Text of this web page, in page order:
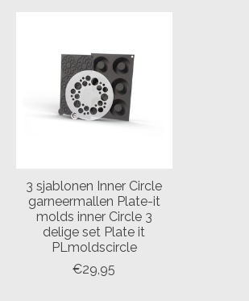
3 sjablonen Inner Circle
garneermallen Plate-it
molds inner Circle 3
delige set Plate it
PLmoldscircle
€29,95